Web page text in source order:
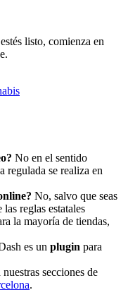
listo, comienza en
No en el sentido
regulada se realiza en
No, salvo que seas
reglas estatales
la mayoría de tiendas,
es un plugin para
secciones de
.